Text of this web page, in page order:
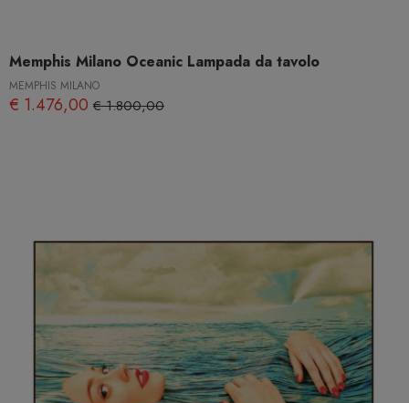
Memphis Milano Oceanic Lampada da tavolo
MEMPHIS MILANO
€ 1.476,00 € 1.800,00